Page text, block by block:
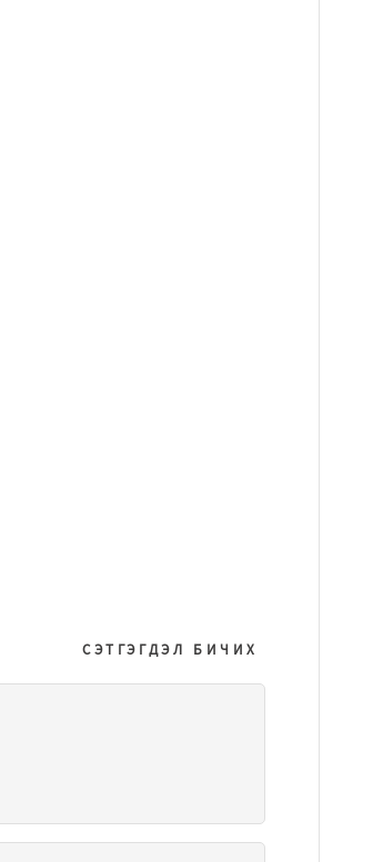
СЭТГЭГДЭЛ БИЧИХ